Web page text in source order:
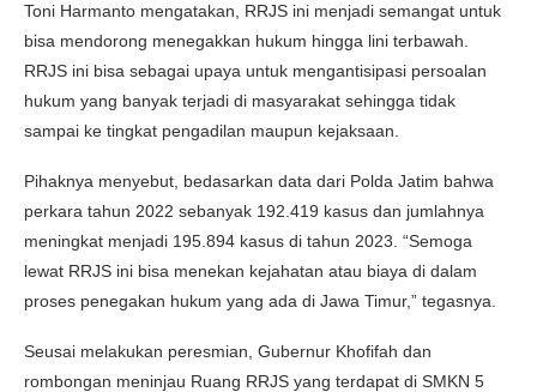
Toni Harmanto mengatakan, RRJS ini menjadi semangat untuk
bisa mendorong menegakkan hukum hingga lini terbawah.
RRJS ini bisa sebagai upaya untuk mengantisipasi persoalan
hukum yang banyak terjadi di masyarakat sehingga tidak
sampai ke tingkat pengadilan maupun kejaksaan.
Pihaknya menyebut, bedasarkan data dari Polda Jatim bahwa
perkara tahun 2022 sebanyak 192.419 kasus dan jumlahnya
meningkat menjadi 195.894 kasus di tahun 2023. “Semoga
lewat RRJS ini bisa menekan kejahatan atau biaya di dalam
proses penegakan hukum yang ada di Jawa Timur,” tegasnya.
Seusai melakukan peresmian, Gubernur Khofifah dan
rombongan meninjau Ruang RRJS yang terdapat di SMKN 5